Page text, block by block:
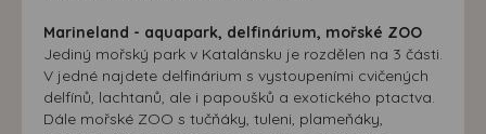
Marineland - aquapark, delfinárium, mořské ZOO
Jediný mořský park v Katalánsku je rozdělen na 3 části.
V jedné najdete delfinárium s vystoupeními cvičených
delfínů, lachtanů, ale i papoušků a exotického ptactva.
Dále mořské ZOO s tučňáky, tuleni, plameňáky,